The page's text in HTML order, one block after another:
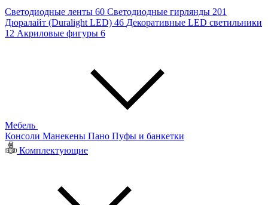
Светодиодные ленты 60 Светодиодные гирлянды 201
Дюралайт (Duralight LED) 46 Декоративные LED светильники
12 Акриловые фигуры 6
Мебель
Консоли Манекены Пано Пуфы и банкетки
Комплектующие